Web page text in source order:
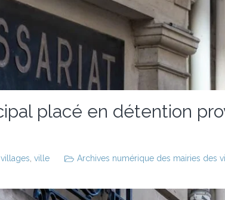
placé en détention
villages, ville Archives numérique des mairies des